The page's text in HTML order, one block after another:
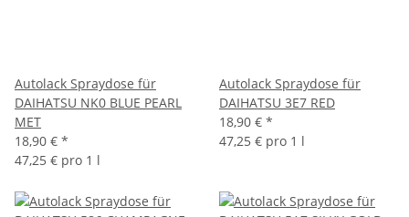
Autolack Spraydose für
DAIHATSU NK0 BLUE PEARL
MET
18,90 € *
47,25 € pro 1 l
Autolack Spraydose für
DAIHATSU 3E7 RED
18,90 € *
47,25 € pro 1 l